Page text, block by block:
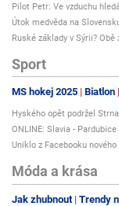
Pilot Petr: Ve vzduchu
Útok medvěda na
Ruské základy v Sýrii?
Sport
MS hokej 2025 Biatlon
Hyského opět podržel
ONLINE: Slavia -
Uniklo z Facebooku
Móda a krása
Jak zhubnout Trendy